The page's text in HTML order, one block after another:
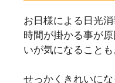
お日様による日光
時間が掛かる事が
いが気になることも
せっかくきれいに